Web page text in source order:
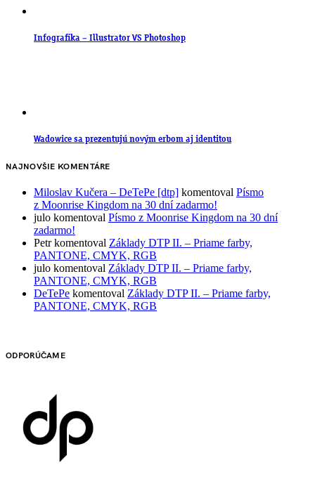
Infografika – Illustrator VS Photoshop
Wadowice sa prezentujú novým erbom aj identitou
NAJNOVŠIE KOMENTÁRE
Miloslav Kučera – DeTePe [dtp] komentoval Písmo
z Moonrise Kingdom na 30 dní zadarmo!
julo komentoval Písmo z Moonrise Kingdom na 30 dní
zadarmo!
Petrkomentoval Základy DTP II. – Priame farby,
PANTONE, CMYK, RGB
julo komentoval Základy DTP II. – Priame farby,
PANTONE, CMYK, RGB
DeTePe komentoval Základy DTP II. – Priame farby,
PANTONE, CMYK, RGB
ODPORÚČAME